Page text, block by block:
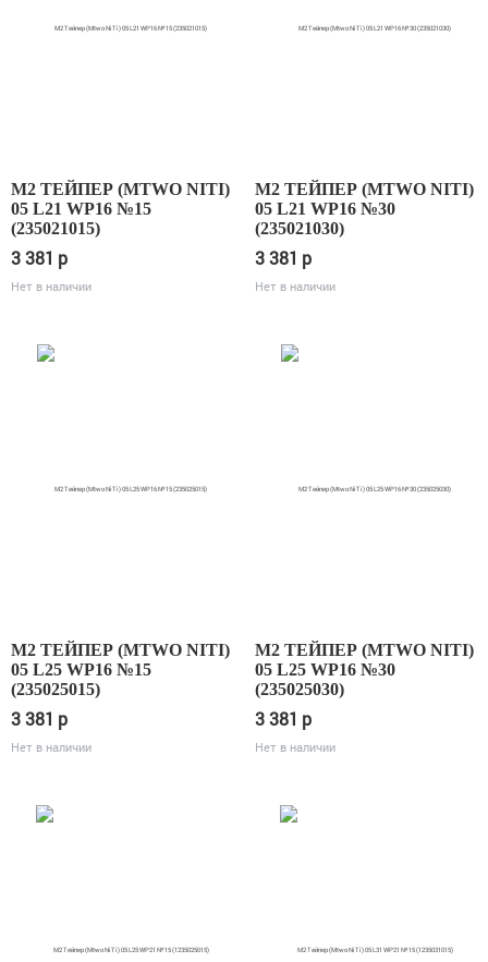
М2 ТЕЙПЕР (MTWO NITI)
05 L21 WP16 №15
(235021015)
3 381 p
Нет в наличии
М2 ТЕЙПЕР (MTWO NITI)
05 L21 WP16 №30
(235021030)
3 381 p
Нет в наличии
М2 ТЕЙПЕР (MTWO NITI)
05 L25 WP16 №15
(235025015)
3 381 p
Нет в наличии
М2 ТЕЙПЕР (MTWO NITI)
05 L25 WP16 №30
(235025030)
3 381 p
Нет в наличии